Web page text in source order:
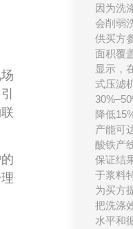
因为洗
会削弱
供买方
面积覆
显示，
式压滤
降低
产能可
酸铁产
保证结
于浆料
为买方
把洗涤
水平和